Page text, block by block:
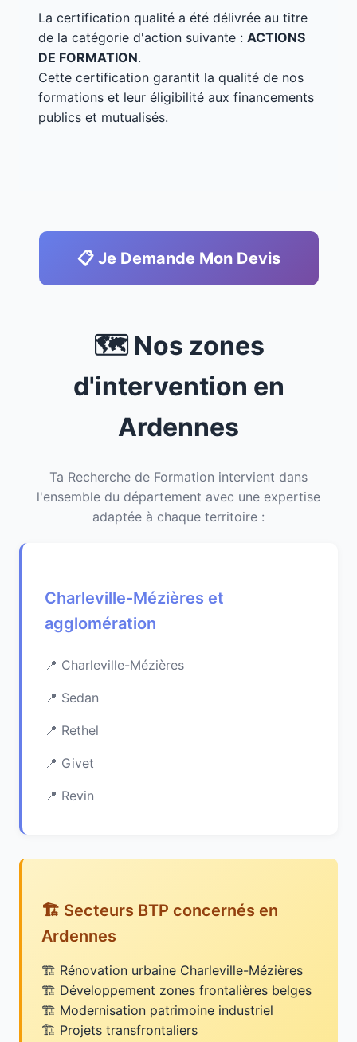
La certification qualité a été délivrée au titre
de la catégorie d'action suivante : ACTIONS
DE FORMATION.
Cette certification garantit la qualité de nos
formations et leur éligibilité aux financements
publics et mutualisés.
📋 Je Demande Mon Devis
🗺️ Nos zones
d'intervention en
Ardennes
Ta Recherche de Formation intervient dans
l'ensemble du département avec une expertise
adaptée à chaque territoire :
Charleville-Mézières et
agglomération
Charleville-Mézières
Sedan
Rethel
Givet
Revin
🏗️ Secteurs BTP concernés en
Ardennes
Rénovation urbaine Charleville-Mézières
Développement zones frontalières belges
Modernisation patrimoine industriel
Projets transfrontaliers